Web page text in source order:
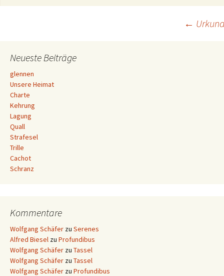
Navigation
←
Neueste Beiträge
glennen
Unsere Heimat
Charte
Kehrung
Lagung
Quall
Strafesel
Trille
Cachot
Schranz
Kommentare
Wolfgang Schäfer zu Serenes
Alfred Biesel zu Profundibus
Wolfgang Schäfer zu Tassel
Wolfgang Schäfer zu Tassel
Wolfgang Schäfer zu Profundibus